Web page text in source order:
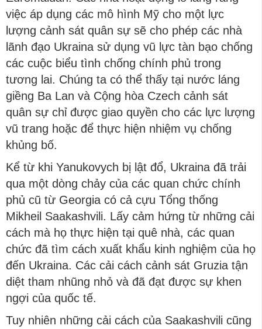
việc áp dụng các mô hình Mỹ cho một lực
lượng cảnh sát quân sự sẽ cho phép các nhà
lãnh đạo Ukraina sử dụng vũ lực tàn bạo chống
các cuộc biểu tình chống chính phủ trong
tương lai. Chúng ta có thể thấy tại nước láng
giềng Ba Lan và Cộng hòa Czech cảnh sát
quân sự chỉ được giao quyền cho các lực lượng
vũ trang hoặc để thực hiện nhiệm vụ chống
khủng bố.
Kể từ khi Yanukovych bị lật đổ, Ukraina đã trải
qua một dòng chảy của các quan chức chính
phủ cũ từ Georgia có cả cựu Tổng thống
Mikheil Saakashvili. Lấy cảm hứng từ những cải
cách mà họ thực hiện tại quê nhà, các quan
chức đã tìm cách xuất khẩu kinh nghiệm của họ
đến Ukraina. Các cải cách cảnh sát Gruzia tận
diệt tham nhũng nhỏ và đã đạt được sự khen
ngợi của quốc tế.
Tuy nhiên những cải cách của Saakashvili cũng